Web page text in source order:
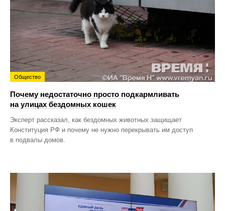
Общество
Почему недостаточно просто подкармливать
на улицах бездомных кошек
Эксперт рассказал, как бездомных животных защищает
Конституция РФ и почему не нужно перекрывать им доступ
в подвалы домов.